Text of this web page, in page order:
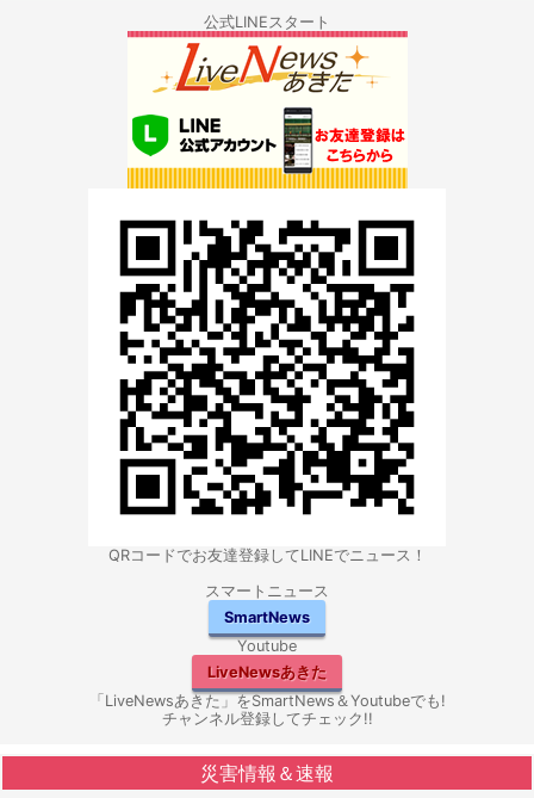
公式LINEスタート
QRコードでお友達登録してLINEでニュース！
スマートニュース
SmartNews
Youtube
LiveNewsあきた
「LiveNewsあきた」をSmartNews＆Youtubeでも!
チャンネル登録してチェック!!
災害情報＆速報